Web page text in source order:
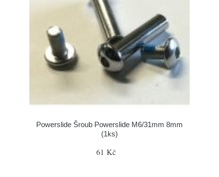
Powerslide Šroub Powerslide M6/31mm 8mm
(1ks)
61 Kč